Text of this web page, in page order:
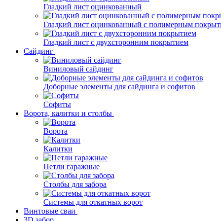
Гладкий лист оцинкованный
Гладкий лист оцинкованный с полимерным
Гладкий лист с двухсторонним покрытием
Сайдинг
Виниловый сайдинг
Доборные элементы для сайдинга и софитов
Софиты
Ворота, калитки и столбы
Ворота
Калитки
Петли гаражные
Столбы для забора
Системы для откатных ворот
Винтовые сваи